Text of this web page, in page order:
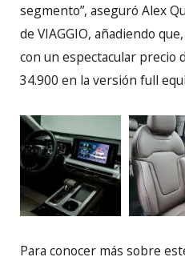
segmento”, aseguró Alex
de VIAGGIO, añadiendo
con un espectacular precio
34.900 en la versión full
Para conocer más sobre